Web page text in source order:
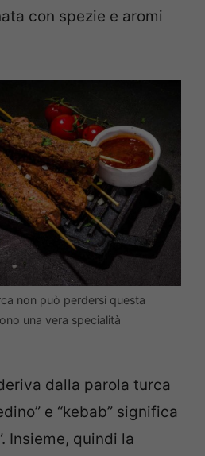
con spezie e aromi
non può perdersi questa
una vera specialità
dalla parola turca
e “kebab” significa
Insieme, quindi la